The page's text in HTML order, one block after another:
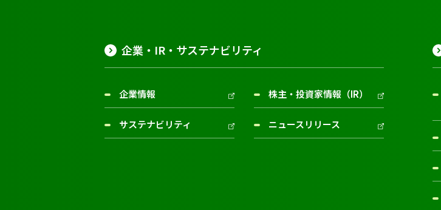
企業・IR・サステナビリティ
企業情報 株主・投資家情報（IR）
サステナビリティ ニュースリリース